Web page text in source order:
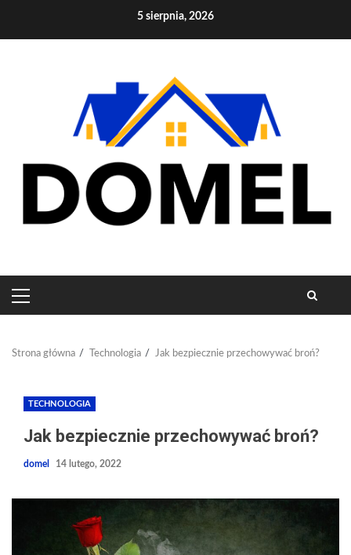
5 sierpnia, 2026
PRIMARY
MENU
Strona główna Technologia Jak bezpiecznie przechowywać broń?
TECHNOLOGIA
Jak bezpiecznie przechowywać broń?
domel 14 lutego, 2022